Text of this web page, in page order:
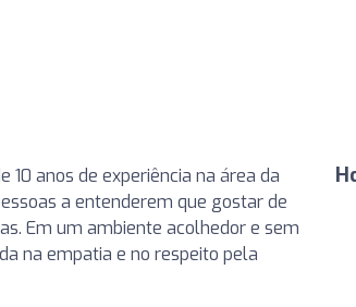
10 anos de experiência na área da
a entenderem que gostar de
Em um ambiente acolhedor e sem
na empatia e no respeito pela